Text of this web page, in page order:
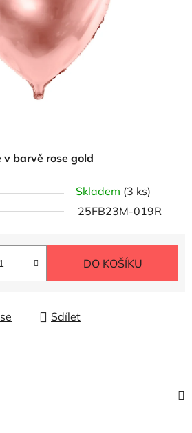
barvě rose gold
Skladem (3 ks)
25FB23M-019R
DO KOŠÍKU
Sdílet